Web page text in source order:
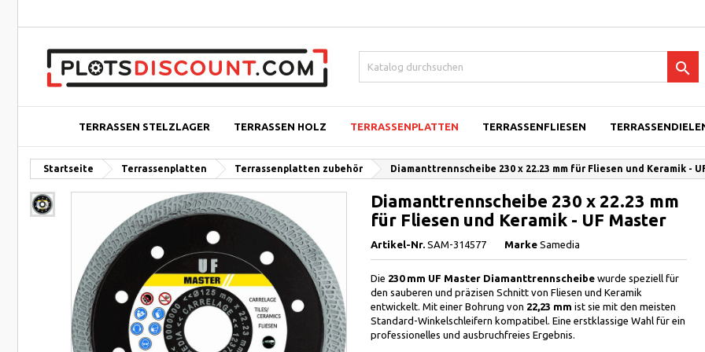

TERRASSEN STELZLAGER TERRASSEN HOLZ TERRASSENPLATTEN TERRASSENFLIESEN
Startseite Terrassenplatten Terrassenplatten zubehör Diamanttrennscheibe 230 x 22.23 mm für Fliesen und Keramik -
Diamanttrennscheibe 230 x 22.23 mm
für Fliesen und Keramik - UF Master
Artikel-Nr. SAM-314577 Marke Samedia
Die 230 mm UF Master Diamanttrennscheibewurde speziell für
den sauberen und präzisen Schnitt von Fliesen und Keramik
entwickelt. Mit einer Bohrung von 22,23 mm ist sie mit den meisten
Standard-Winkelschleifern kompatibel. Eine erstklassige Wahl für ein
professionelles und ausbruchfreies Ergebnis.